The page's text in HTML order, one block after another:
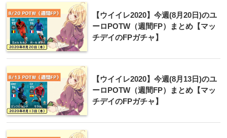
【ウイイレ2020】今週(8月20日)のユ
ーロPOTW（週間FP）まとめ【マッ
チデイのFPガチャ】
【ウイイレ2020】今週(8月13日)のユ
ーロPOTW（週間FP）まとめ【マッ
チデイのFPガチャ】